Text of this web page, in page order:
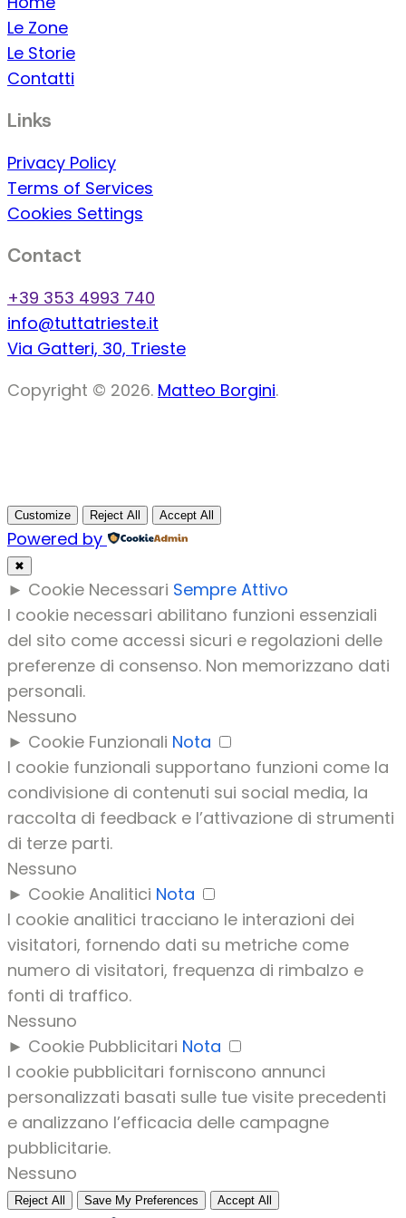
Le Zone
Le Storie
Contatti
Links
Privacy Policy
Terms of Services
Cookies Settings
Contact
+39 353 4993 740
info@tuttatrieste.it
Via Gatteri, 30, Trieste
Copyright © 2026. Matteo Borgini.
Customize Reject All Accept All
Powered by
✖
► Cookie Necessari Sempre Attivo
I cookie necessari abilitano funzioni essenziali
del sito come accessi sicuri e regolazioni delle
preferenze di consenso. Non memorizzano dati
personali.
Nessuno
► Cookie Funzionali Nota
I cookie funzionali supportano funzioni come la
condivisione di contenuti sui social media, la
raccolta di feedback e l’attivazione di strumenti
di terze parti.
Nessuno
► Cookie Analitici Nota
I cookie analitici tracciano le interazioni dei
visitatori, fornendo dati su metriche come
numero di visitatori, frequenza di rimbalzo e
fonti di traffico.
Nessuno
► Cookie Pubblicitari Nota
I cookie pubblicitari forniscono annunci
personalizzati basati sulle tue visite precedenti
e analizzano l’efficacia delle campagne
pubblicitarie.
Nessuno
Reject All Save My Preferences Accept All